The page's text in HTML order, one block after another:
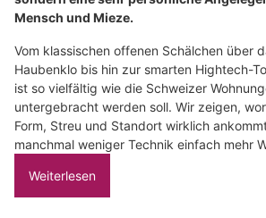
Mensch und Mieze.
Vom klassischen offenen Schälchen über
Haubenklo bis hin zur smarten Hightech-
ist so vielfältig wie die Schweizer
untergebracht werden soll. Wir zeigen,
Form, Streu und Standort wirklich
manchmal weniger Technik einfach mehr
Weiterlesen